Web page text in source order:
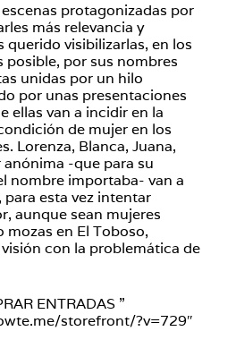
protagonizadas por
más relevancia y
querido visibilizarlas, en los
posible, por sus nombres
unidas por un hilo
por unas presentaciones
ellas van a incidir en la
de mujer en los
Lorenza, Blanca, Juana,
-que para su
nombre importaba- van a
esta vez intentar
aunque sean mujeres
en El Toboso,
con la problemática de
ENTRADAS ”
storefront/?v=729″